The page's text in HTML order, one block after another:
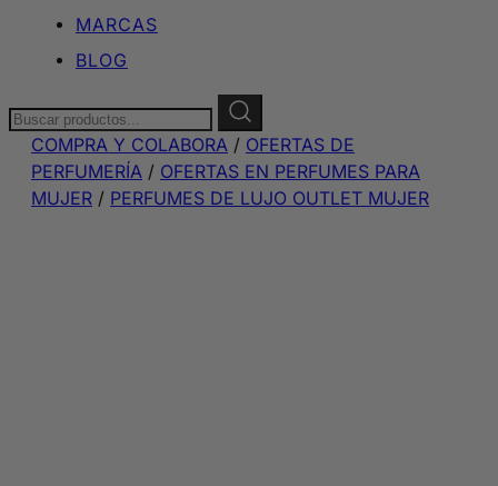
MARCAS
BLOG
Buscar:
COMPRA Y COLABORA / OFERTAS DE
PERFUMERÍA / OFERTAS EN PERFUMES PARA
MUJER / PERFUMES DE LUJO OUTLET MUJER